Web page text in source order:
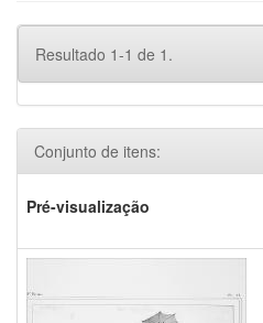
Resultado 1-1 de 1.
Conjunto de itens:
Pré-visualização